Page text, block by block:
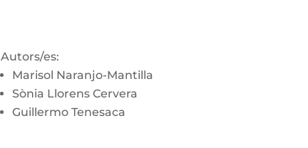
Autors/es:
Marisol Naranjo-Mantilla
Sònia Llorens Cervera
Guillermo Tenesaca